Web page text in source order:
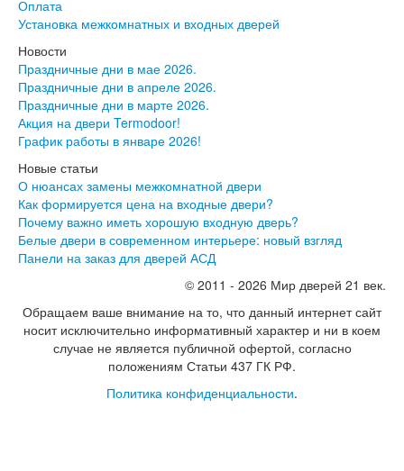
Шпон Дворецкий
Инвизибл Про
Экошпон Про
Эмаль Про
Двери межкомнатные ВФД
Атум ВФД
Бейсик ВФД
Винтер ВФД
Иннова ВФД
Классик Арт ВФД
Стокгольм ВФД
Фурнитура
Фурнитура Adden bau
Фурнитура Bussare
Фурнитура Vantage
Фурнитура для раздвижных дверей
Распродажа
Оплата
Установка межкомнатных и входных дверей
Новости
Праздничные дни в мае 2026.
Праздничные дни в апреле 2026.
Праздничные дни в марте 2026.
Акция на двери Termodoor!
График работы в январе 2026!
Новые статьи
О нюансах замены межкомнатной двери
Как формируется цена на входные двери?
Почему важно иметь хорошую входную дверь?
Белые двери в современном интерьере: новый взгляд
Панели на заказ для дверей АСД
© 2011 - 2026 Мир дверей 21 век.
Обращаем ваше внимание на то, что данный интернет сайт
носит исключительно информативный характер и ни в коем
случае не является публичной офертой, согласно
положениям Статьи 437 ГК РФ.
Политика конфиденциальности.